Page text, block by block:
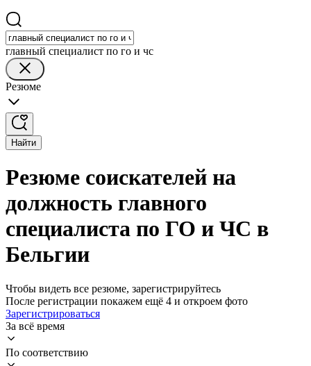
главный специалист по го и чс
Резюме
Найти
Резюме соискателей на
должность главного
специалиста по ГО и ЧС в
Бельгии
Чтобы видеть все резюме, зарегистрируйтесь
После регистрации покажем ещё 4 и откроем фото
Зарегистрироваться
За всё время
По соответствию